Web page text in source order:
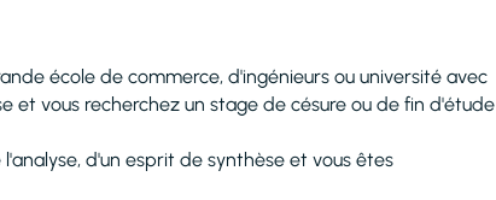
école de commerce, d'ingénieurs ou université avec
vous recherchez un stage de césure ou de fin d'étude
d'un esprit de synthèse et vous êtes